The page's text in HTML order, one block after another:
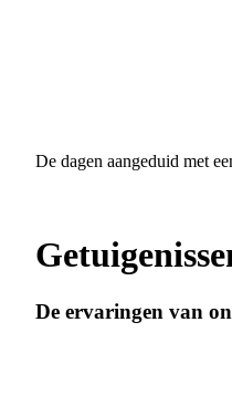
De dagen aangeduid met
De ervaringen van